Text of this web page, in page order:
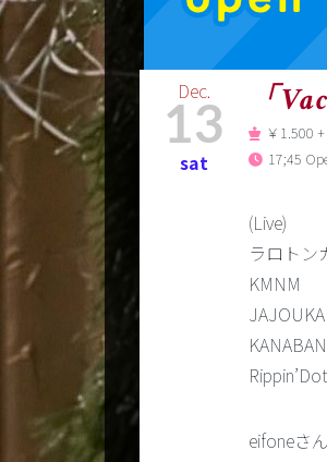
Dec.
13
sat
「
￥1.500
17;45
(Live)
ラロトン
KMNM
JAJOUKA
eifoneさ